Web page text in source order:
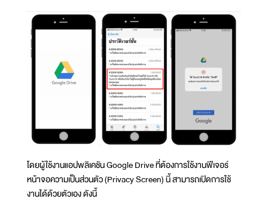
โดยผู้ใช้งานแอปพลิเคชัน Google Drive ที่ต้องการใช้งานฟีเจอร์
หน้าจอความเป็นส่วนตัว (Privacy Screen) นี้ สามารถเปิดการใช้
งานได้ด้วยตัวเอง ดังนี้